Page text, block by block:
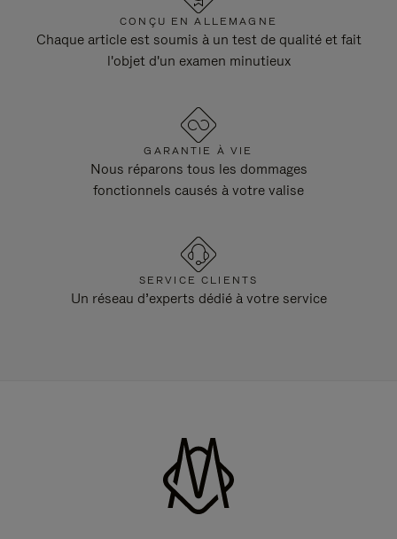
CONÇU EN ALLEMAGNE
Chaque article est soumis à un test de qualité et fait
l'objet d'un examen minutieux
GARANTIE À VIE
Nous réparons tous les dommages
fonctionnels causés à votre valise
SERVICE CLIENTS
Un réseau d’experts dédié à votre service